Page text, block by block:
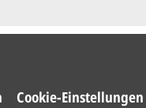
Cookie-Einstellungen